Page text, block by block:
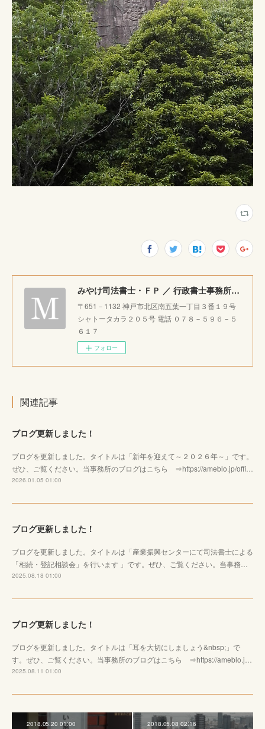
みやけ司法書士・ＦＰ ／ 行政書士事務所 ｜神戸市北区で相続・成年後見・生前整理のご相談をお受けしています。
〒651－1132 神戸市北区南五葉一丁目３番１９号
シャトータカラ２０５号 電話 ０７８－５９６－５
６１７
フォロー
関連記事
ブログ更新しました！
ブログを更新しました。タイトルは「新年を迎えて～２０２６年～」です。
ぜひ、ご覧ください。当事務所のブログはこちら ⇒https://ameblo.jp/offi…
2026.01.05 01:00
ブログ更新しました！
ブログを更新しました。タイトルは「産業振興センターにて司法書士による
「相続・登記相談会」を行います 」です。ぜひ、ご覧ください。当事務…
2025.08.18 01:00
ブログ更新しました！
ブログを更新しました。タイトルは「耳を大切にしましょう&nbsp;」で
す。ぜひ、ご覧ください。当事務所のブログはこちら ⇒https://ameblo.j…
2025.08.11 01:00
2018.05.20 01:00 2018.05.08 02:16